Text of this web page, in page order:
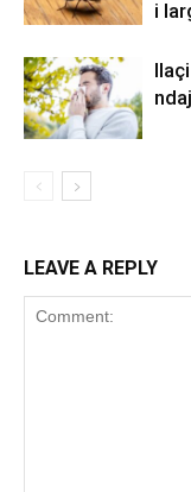
i
LEAVE A REPLY